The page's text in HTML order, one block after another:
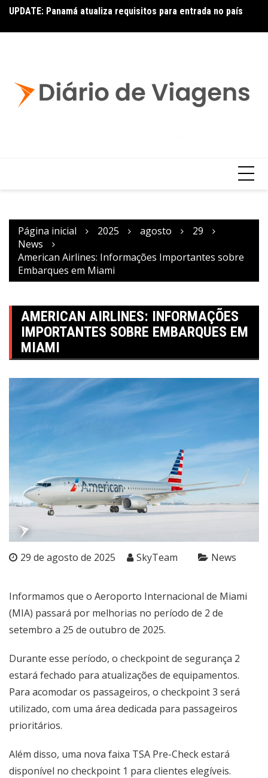
UPDATE: Panamá atualiza requisitos para entrada no país
Página inicial 2025 agosto
29
News
American Airlines: Informações Importantes sobre
Embarques em Miami
AMERICAN AIRLINES: INFORMAÇÕES
IMPORTANTES SOBRE EMBARQUES EM
MIAMI
29 de agosto de 2025 SkyTeam News
Informamos que o Aeroporto Internacional de Miami
(MIA) passará por melhorias no período de 2 de
setembro a 25 de outubro de 2025.
Durante esse período, o checkpoint de segurança 2
estará fechado para atualizações de equipamentos.
Para acomodar os passageiros, o checkpoint 3 será
utilizado, com uma área dedicada para passageiros
prioritários.
Além disso, uma nova faixa TSA Pre-Check estará
disponível no checkpoint 1 para clientes elegíveis.